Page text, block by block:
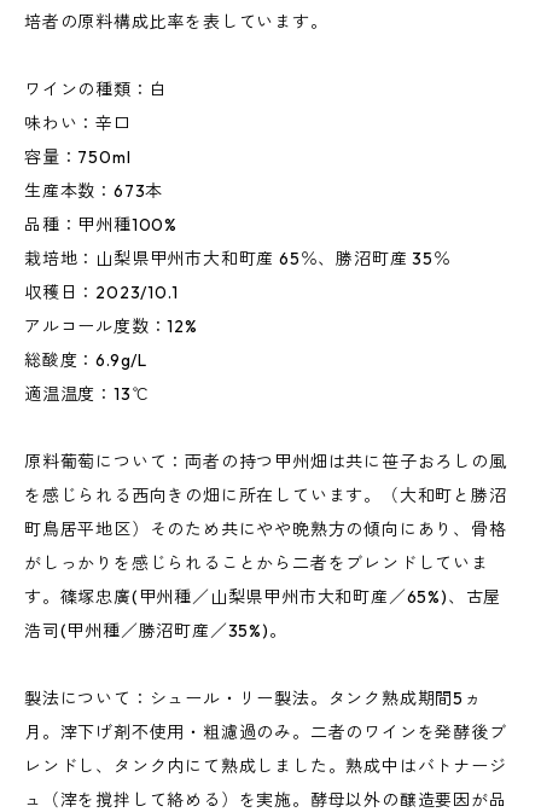
培者の原料構成比率を表しています。
ワインの種類：白
味わい：辛口
容量：750ml
生産本数：673本
品種：甲州種100%
栽培地：山梨県甲州市大和町産 65％、勝沼町産 35％
収穫日：2023/10.1
アルコール度数：12%
総酸度：6.9g/L
適温温度：13℃
原料葡萄について：両者の持つ甲州畑は共に笹子おろしの風
を感じられる西向きの畑に所在しています。（大和町と勝沼
町鳥居平地区）そのため共にやや晩熟方の傾向にあり、骨格
がしっかりを感じられることから二者をブレンドしていま
す。篠塚忠廣(甲州種／山梨県甲州市大和町産／65%)、古屋
浩司(甲州種／勝沼町産／35%)。
製法について：シュール・リー製法。タンク熟成期間5ヵ
月。滓下げ剤不使用・粗濾過のみ。二者のワインを発酵後ブ
レンドし、タンク内にて熟成しました。熟成中はバトナージ
ュ（滓を撹拌して絡める）を実施。酵母以外の醸造要因が品